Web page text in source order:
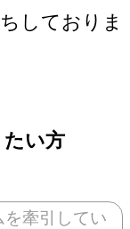
しておりま
い方
牽引してい